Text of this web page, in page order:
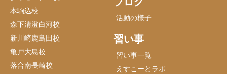
本駒込校
森下清澄白河校
新川崎鹿島田校
亀戸大島校
落合南長崎校
活動の様子
習い事
習い事一覧
えすこーとラボ